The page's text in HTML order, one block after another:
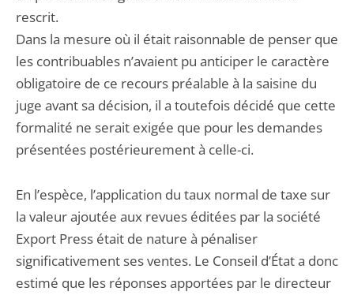
rescrit.
Dans la mesure où il était raisonnable de penser que
les contribuables n’avaient pu anticiper le caractère
obligatoire de ce recours préalable à la saisine du
juge avant sa décision, il a toutefois décidé que cette
formalité ne serait exigée que pour les demandes
présentées postérieurement à celle-ci.
En l’espèce, l’application du taux normal de taxe sur
la valeur ajoutée aux revues éditées par la société
Export Press était de nature à pénaliser
significativement ses ventes. Le Conseil d’État a donc
estimé que les réponses apportées par le directeur